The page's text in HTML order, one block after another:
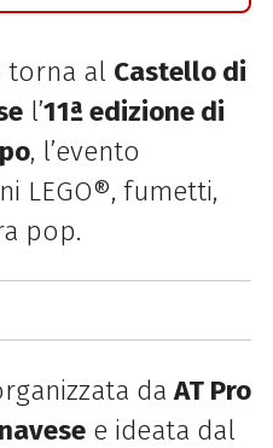
torna al Castello di
l’11ª edizione di
, l’evento
LEGO®, fumetti,
pop.
daAT Pro
e ideata dal